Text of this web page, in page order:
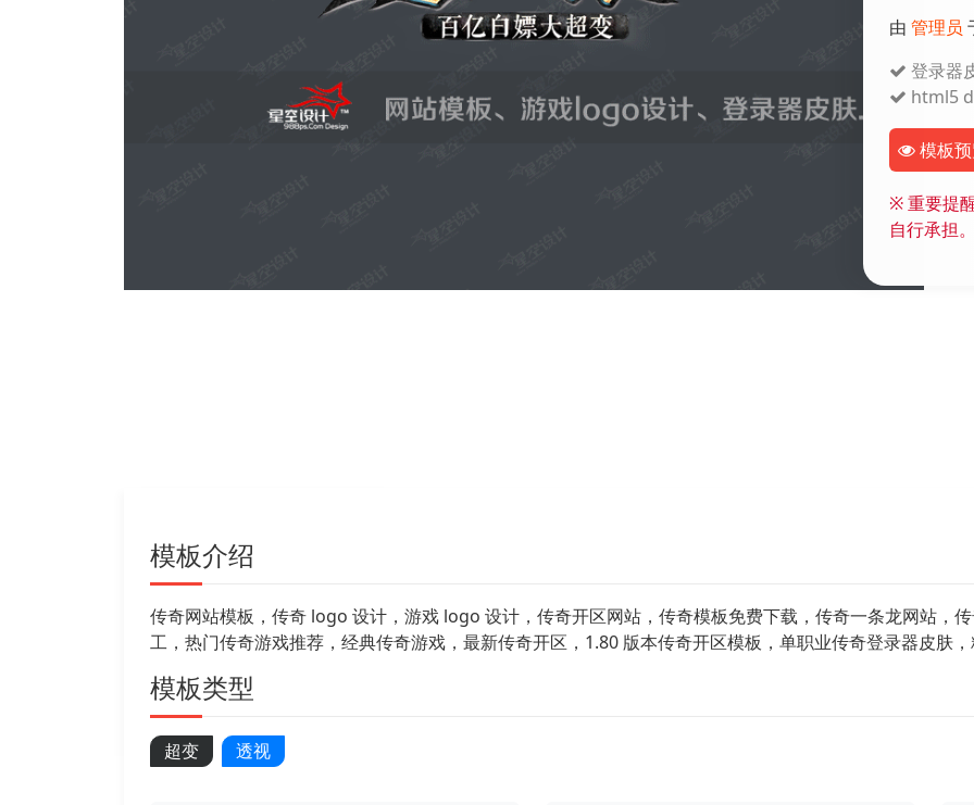
由 管理员
登录器
html5
模板
※重要提
自行承担
模板介绍
传奇网站模板，传奇 logo 设计，游戏 logo 设计，传奇开区网站，传奇模板免费下载，传奇一条龙网站，
工，热门传奇游戏推荐，经典传奇游戏，最新传奇开区，1.80 版本传奇开区模板，单职业传奇登录器皮肤
模板类型
超变 透视